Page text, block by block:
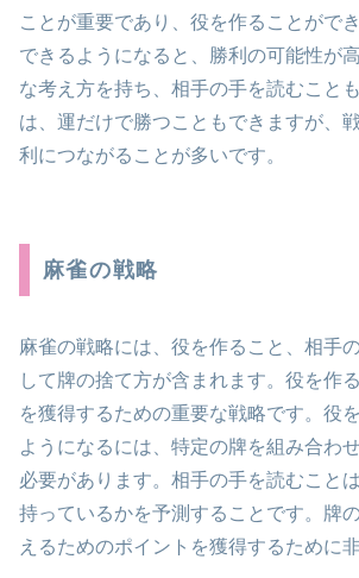
ことが重要であり、役を作ることがで
できるようになると、勝利の可能性が
な考え方を持ち、相手の手を読むこと
は、運だけで勝つこともできますが、
利につながることが多いです。
麻雀の戦略
麻雀の戦略には、役を作ること、相手
して牌の捨て方が含まれます。役を作
を獲得するための重要な戦略です。役
ようになるには、特定の牌を組み合わ
必要があります。相手の手を読むこと
持っているかを予測することです。牌
えるためのポイントを獲得するために